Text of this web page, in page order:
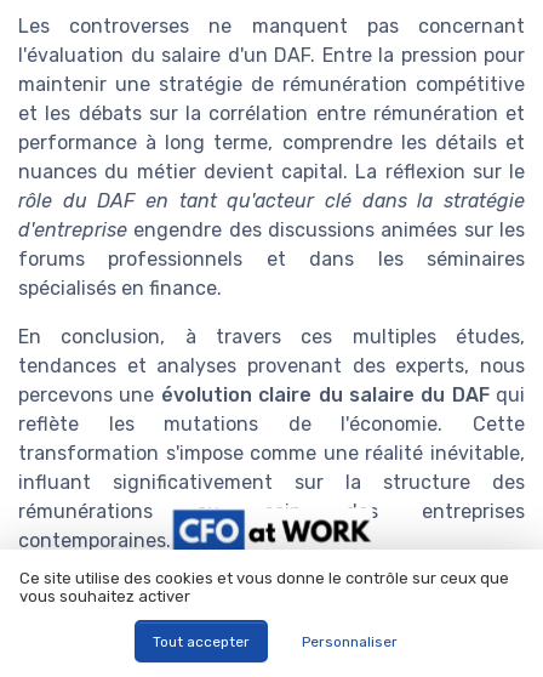
Les controverses ne manquent pas concernant
l'évaluation du salaire d'un DAF. Entre la pression pour
maintenir une stratégie de rémunération compétitive
et les débats sur la corrélation entre rémunération et
performance à long terme, comprendre les détails et
nuances du métier devient capital. La réflexion sur le
rôle du DAF en tant qu'acteur clé dans la stratégie
d'entreprise engendre des discussions animées sur les
forums professionnels et dans les séminaires
spécialisés en finance.
En conclusion, à travers ces multiples études,
tendances et analyses provenant des experts, nous
percevons une évolution claire du salaire du DAFqui
reflète les mutations de l'économie. Cette
transformation s'impose comme une réalité inévitable,
influant significativement sur la structure des
rémunérations au sein des entreprises
contemporaines.
Titres-restaurant :
le guide complet pour
sélectionner le bon
Ce site utilise des cookies et vous donne le contrôle sur ceux que
vous souhaitez activer
Tout accepter Personnaliser